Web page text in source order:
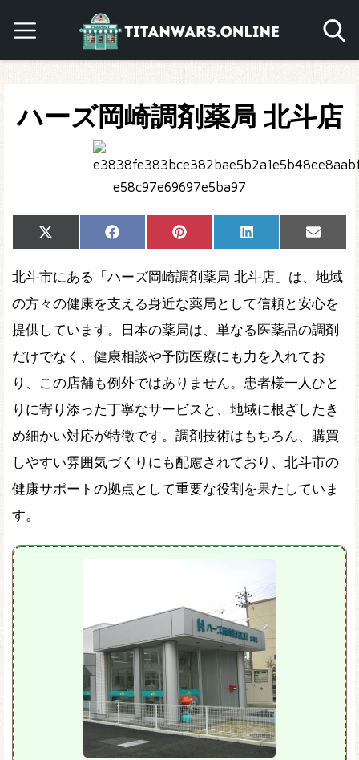
ハーズ岡崎調剤薬局 北斗店
Share
on
X
(Twitter)
Share
on
Facebook Share
on
Pinterest Share
on
LinkedIn
Share
on
Email
北斗市にある「ハーズ岡崎調剤薬局 北斗店」は、地域
の方々の健康を支える身近な薬局として信頼と安心を
提供しています。日本の薬局は、単なる医薬品の調剤
だけでなく、健康相談や予防医療にも力を入れてお
り、この店舗も例外ではありません。患者様一人ひと
りに寄り添った丁寧なサービスと、地域に根ざしたき
め細かい対応が特徴です。調剤技術はもちろん、購買
しやすい雰囲気づくりにも配慮されており、北斗市の
健康サポートの拠点として重要な役割を果たしていま
す。